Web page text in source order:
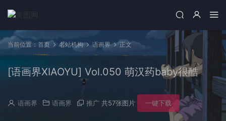
当前位置： 首页 名站机构 语画界 正文
[语画界XIAOYU] Vol.050 萌汉药baby很酷
语画界 语画界 推广 共57张图片 一键下载